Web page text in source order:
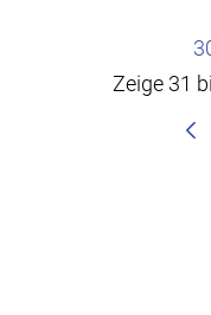
Zeige 31